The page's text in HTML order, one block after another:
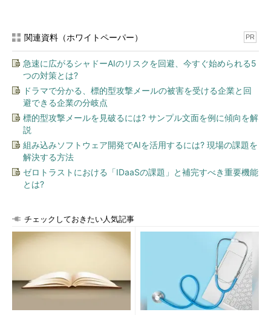
関連資料（ホワイトペーパー） PR
急速に広がるシャドーAIのリスクを回避、今すぐ始められる5
つの対策とは?
ドラマで分かる、標的型攻撃メールの被害を受ける企業と回
避できる企業の分岐点
標的型攻撃メールを見破るには? サンプル文面を例に傾向を解
説
組み込みソフトウェア開発でAIを活用するには? 現場の課題を
解決する方法
ゼロトラストにおける「IDaaSの課題」と補完すべき重要機能
とは?
チェックしておきたい人気記事